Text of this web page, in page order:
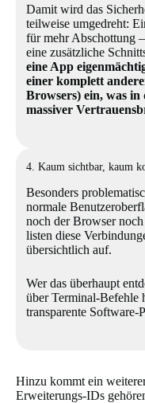
Damit wird das
teilweise umgedreht:
für mehr Abschottung
eine zusätzliche
eine App
einer komplett
Browsers) ein, was
massiver
4. Kaum sichtbar, kaum
Besonders
normale
noch der Browser
listen diese
übersichtlich auf.
Wer das überhaupt
über Terminal-Befehle
transparente Software-
Hinzu kommt ein
Erweiterungs-IDs